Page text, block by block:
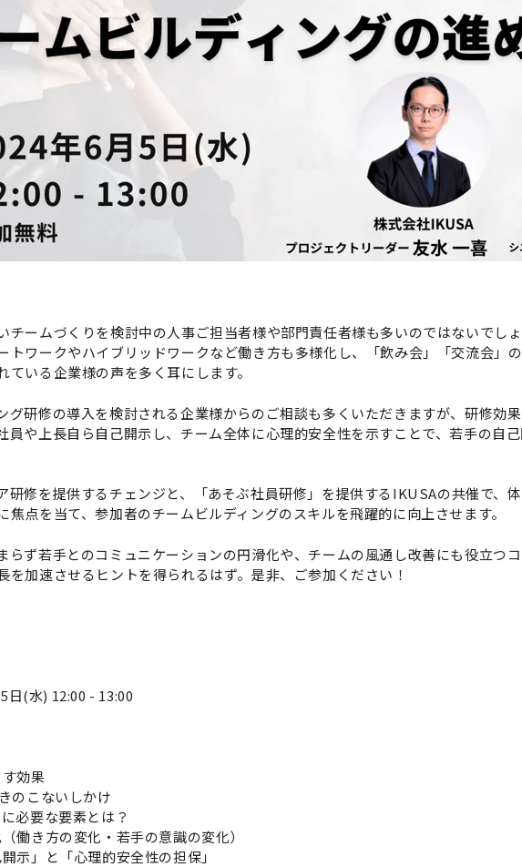
チームづくりを検討中の人事ご担当者様や部門責任者様も多いのではないでしょ
トワークやハイブリッドワークなど働き方も多様化し、「飲み会」「交流会」
いる企業様の声を多く耳にします。
グ研修の導入を検討される企業様からのご相談も多くいただきますが、研修効
員や上長自ら自己開示し、チーム全体に心理的安全性を示すことで、若手の自
研修を提供するチェンジと、「あそぶ社員研修」を提供するIKUSAの共催で、
焦点を当て、参加者のチームビルディングのスキルを飛躍的に向上させます。
らず若手とのコミュニケーションの円滑化や、チームの風通し改善にも役立つ
を加速させるヒントを得られるはず。是非、ご参加ください！
(水) 12:00 - 13:00
効果
こないしかけ
要な要素とは？
方の変化・若手の意識の変化）
と「心理的安全性の担保」